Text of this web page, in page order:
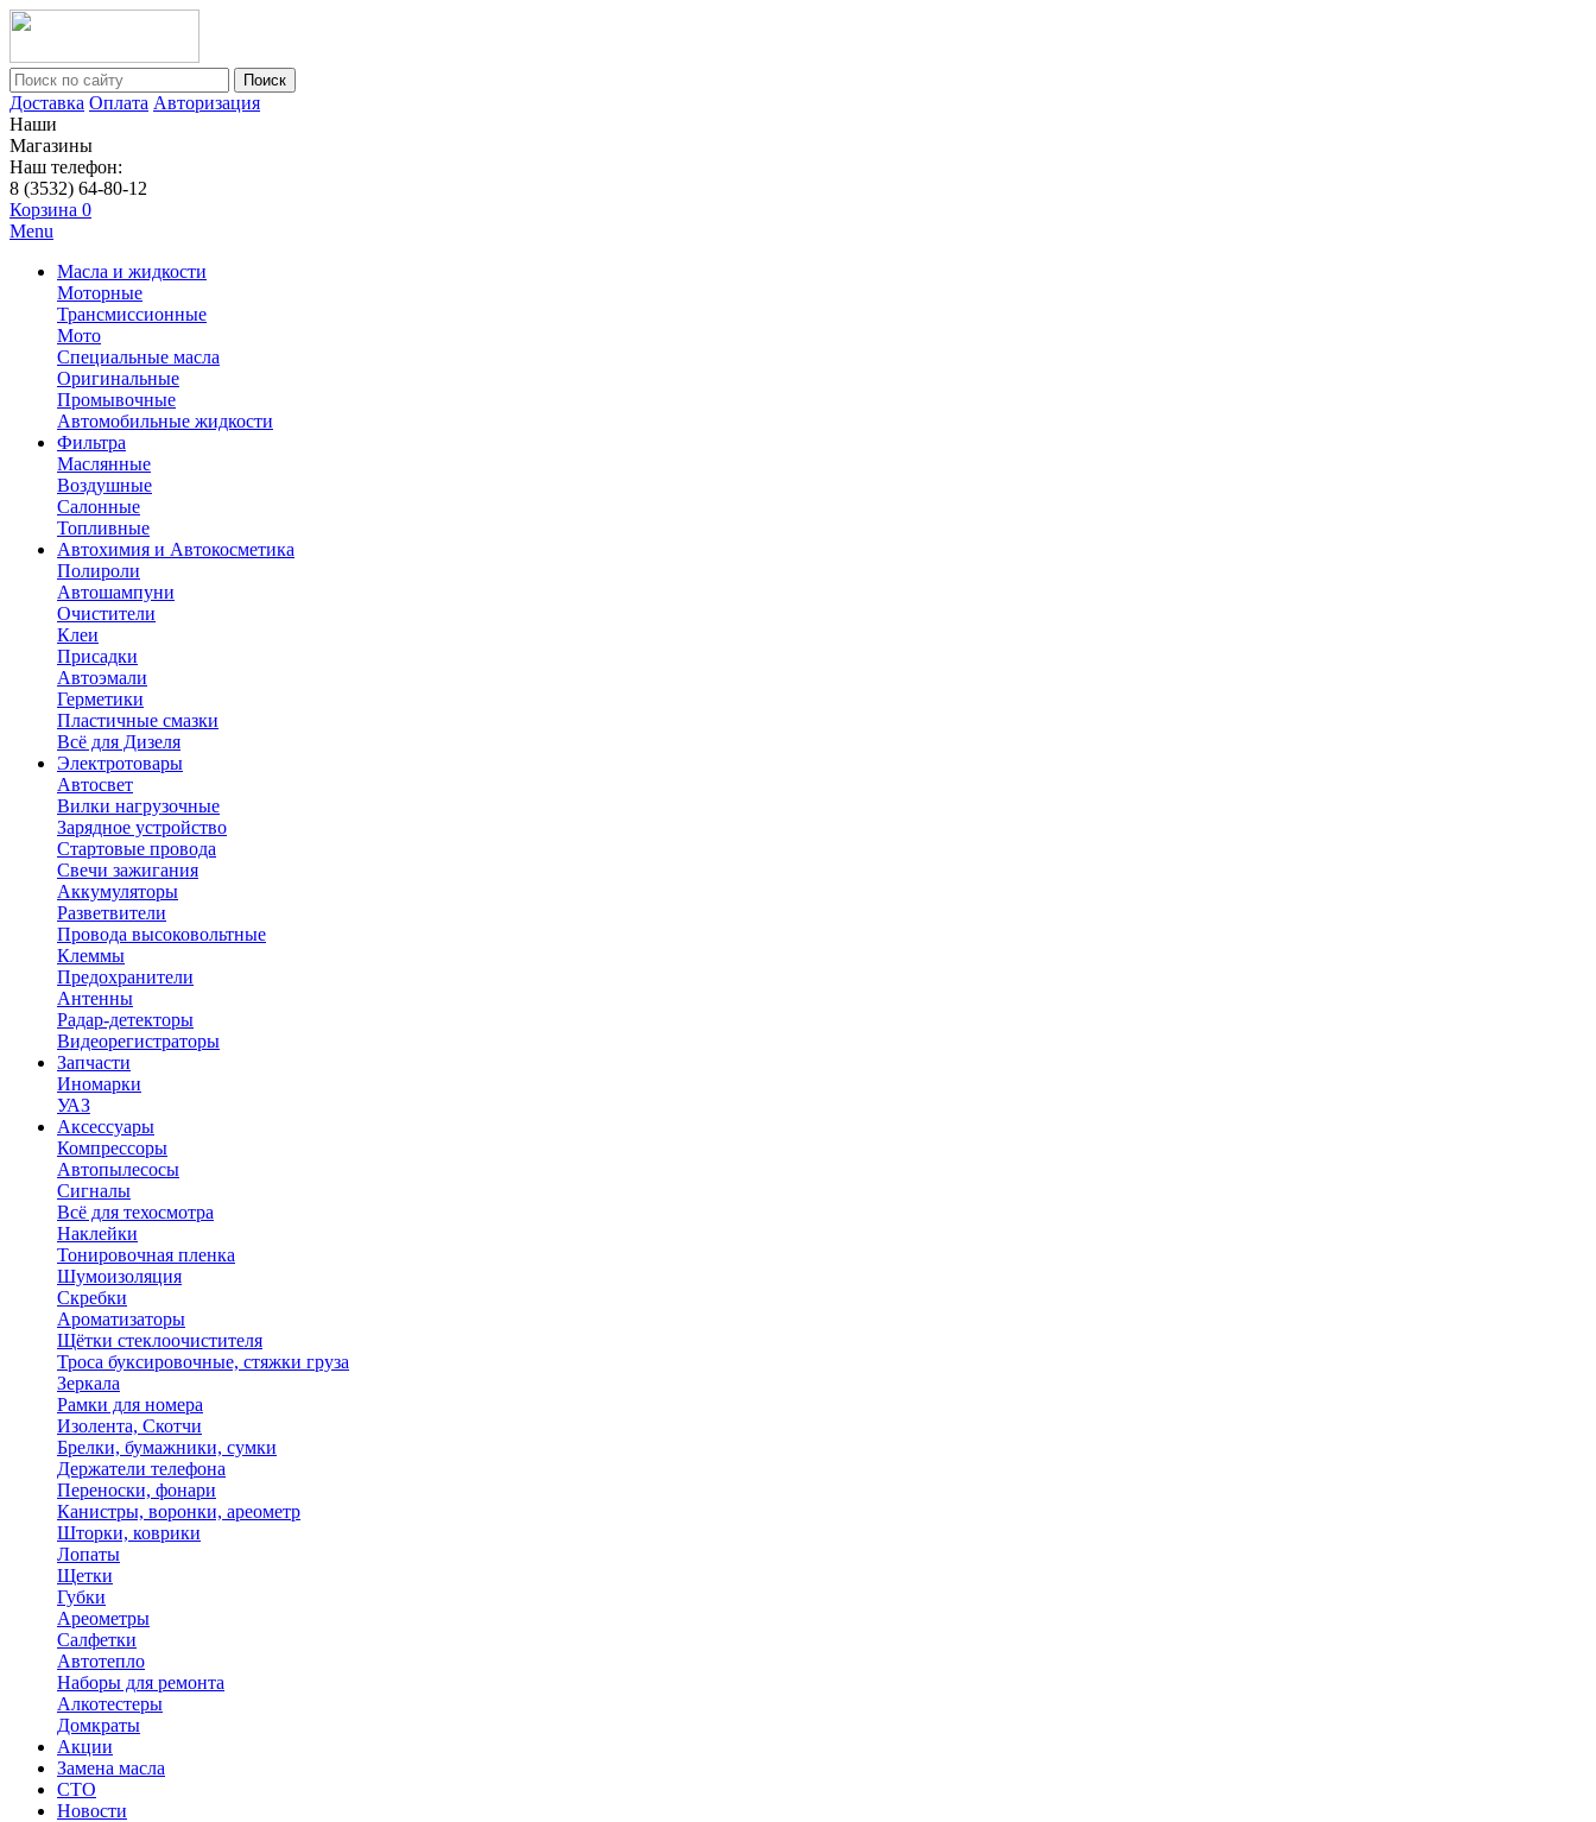
Поиск
Доставка Оплата Авторизация
Наши
Магазины
Наш телефон:
8 (3532) 64-80-12
Корзина 0
Menu
Масла и жидкости
Моторные
Трансмиссионные
Мото
Специальные масла
Оригинальные
Промывочные
Автомобильные жидкости
Фильтра
Маслянные
Воздушные
Салонные
Топливные
Автохимия и Автокосметика
Полироли
Автошампуни
Очистители
Клеи
Присадки
Автоэмали
Герметики
Пластичные смазки
Всё для Дизеля
Электротовары
Автосвет
Вилки нагрузочные
Зарядное устройство
Стартовые провода
Свечи зажигания
Аккумуляторы
Разветвители
Провода высоковольтные
Клеммы
Предохранители
Антенны
Радар-детекторы
Видеорегистраторы
Запчасти
Иномарки
УАЗ
Аксесcуары
Компрессоры
Автопылесосы
Сигналы
Всё для техосмотра
Наклейки
Тонировочная пленка
Шумоизоляция
Скребки
Ароматизаторы
Щётки стеклоочистителя
Троса буксировочные, стяжки груза
Зеркала
Рамки для номера
Изолента, Скотчи
Брелки, бумажники, сумки
Держатели телефона
Переноски, фонари
Канистры, воронки, ареометр
Шторки, коврики
Лопаты
Щетки
Губки
Ареометры
Салфетки
Автотепло
Наборы для ремонта
Алкотестеры
Домкраты
Акции
Замена масла
СТО
Новости